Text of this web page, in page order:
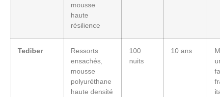
mousse
haute
résilience
Tediber
Ressorts
ensachés,
mousse
polyuréthane
haute densité
100
nuits
10 ans